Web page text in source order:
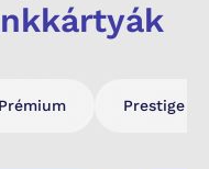
Prémium Prestige